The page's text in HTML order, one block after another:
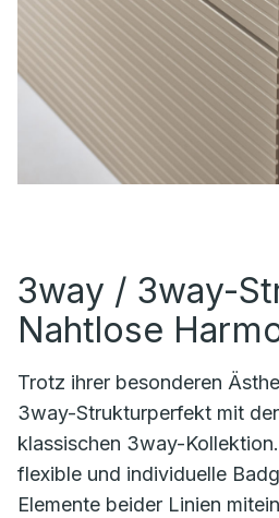
3way / 3way-
Nahtlose
Trotz ihrer besonderen
3way-Strukturperfekt mit
klassischen 3way-
flexible und individuelle
Elemente beider Linien